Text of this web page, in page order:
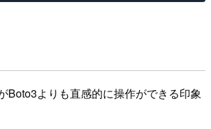
Boto3よりも直感的に操作ができる印象